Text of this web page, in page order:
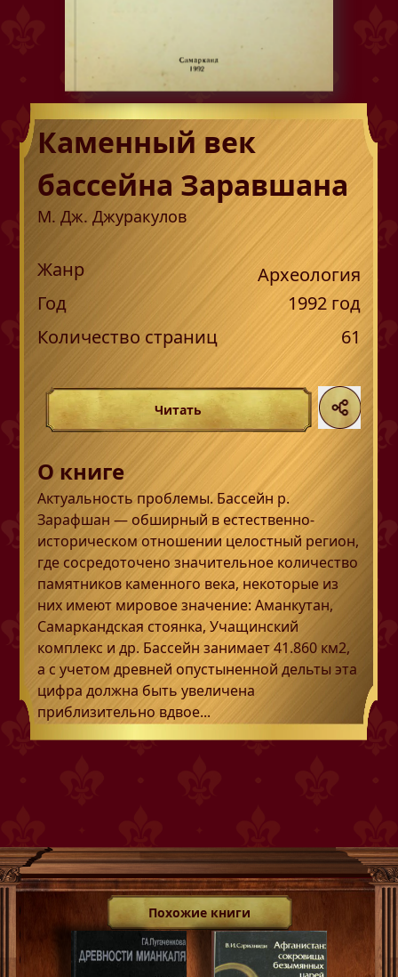
Каменный век
бассейна Заравшана
М. Дж. Джуракулов
Жанр
Археология
Год
1992год
Количество страниц
61
Читать
О книге
Актуальность проблемы. Бассейн р.
Зарафшан — обширный в естественно-
историческом отношении целостный регион,
где сосредоточено значительное количество
памятников каменного века, некоторые из
них имеют мировое значение: Аманкутан,
Самаркандская стоянка, Учащинский
комплекс и др. Бассейн занимает 41.860 км2,
а с учетом древней опустыненной дельты эта
цифра должна быть увеличена
приблизительно вдвое...
Похожие книги